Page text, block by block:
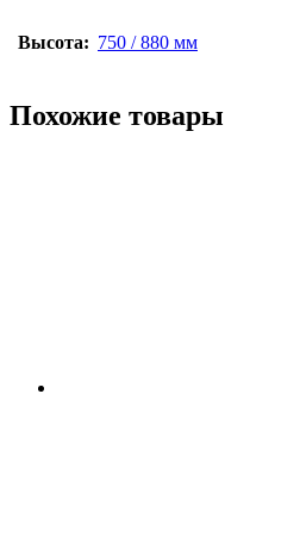
Высота: 750 / 880 мм
Похожие товары